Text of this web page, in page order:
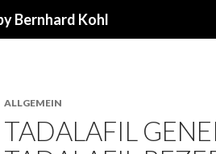
Bernhard Kohl
ALLGEMEIN
TADALAFIL